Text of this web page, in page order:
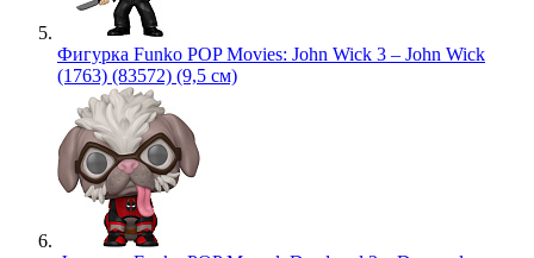
Фигурка Funko POP Movies: John Wick 3 – John Wick
(1763) (83572) (9,5 см)